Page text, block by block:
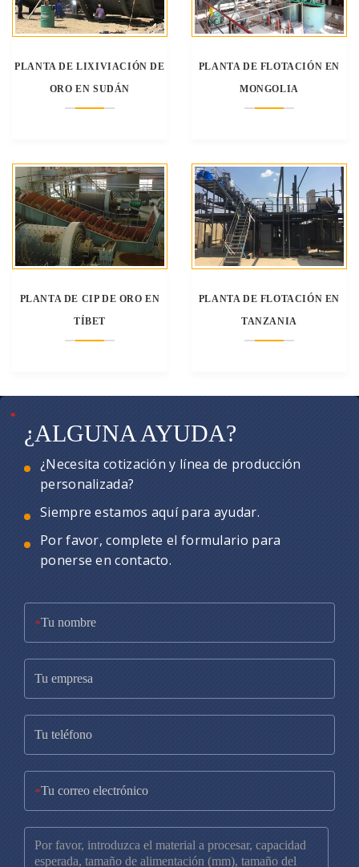
PLANTA DE LIXIVIACIÓN DE
ORO EN SUDÁN
PLANTA DE FLOTACIÓN EN
MONGOLIA
PLANTA DE CIP DE ORO EN
TÍBET
PLANTA DE FLOTACIÓN EN
TANZANIA
¿ALGUNA AYUDA?
¿Necesita cotización y línea de producción
personalizada?
Siempre estamos aquí para ayudar.
Por favor, complete el formulario para
ponerse en contacto.
*
*
*
*
*